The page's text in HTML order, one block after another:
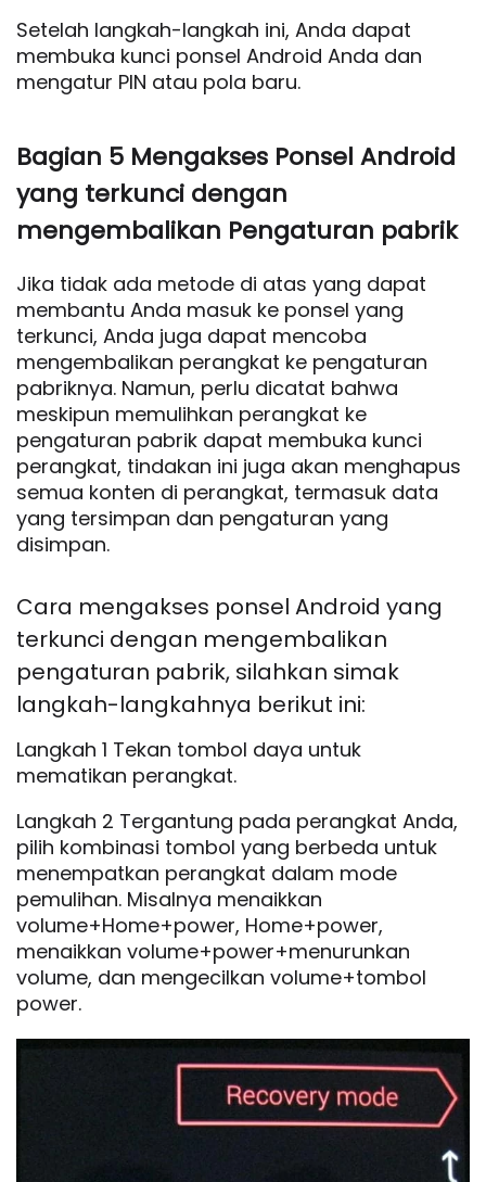
Setelah langkah-langkah ini, Anda dapat
membuka kunci ponsel Android Anda dan
mengatur PIN atau pola baru.
Bagian 5 Mengakses Ponsel Android
yang terkunci dengan
mengembalikan Pengaturan pabrik
Jika tidak ada metode di atas yang dapat
membantu Anda masuk ke ponsel yang
terkunci, Anda juga dapat mencoba
mengembalikan perangkat ke pengaturan
pabriknya. Namun, perlu dicatat bahwa
meskipun memulihkan perangkat ke
pengaturan pabrik dapat membuka kunci
perangkat, tindakan ini juga akan menghapus
semua konten di perangkat, termasuk data
yang tersimpan dan pengaturan yang
disimpan.
Cara mengakses ponsel Android yang
terkunci dengan mengembalikan
pengaturan pabrik, silahkan simak
langkah-langkahnya berikut ini:
Langkah 1 Tekan tombol daya untuk
mematikan perangkat.
Langkah 2 Tergantung pada perangkat Anda,
pilih kombinasi tombol yang berbeda untuk
menempatkan perangkat dalam mode
pemulihan. Misalnya menaikkan
volume+Home+power, Home+power,
menaikkan volume+power+menurunkan
volume, dan mengecilkan volume+tombol
power.